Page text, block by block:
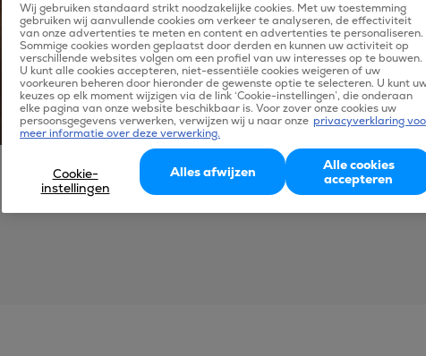
Wij gebruiken standaard strikt noodzakelijke cookies. Met uw toestemming
gebruiken wij aanvullende cookies om verkeer te analyseren, de effectiviteit
van onze advertenties te meten en content en advertenties te personaliseren.
Sommige cookies worden geplaatst door derden en kunnen uw activiteit op
verschillende websites volgen om een profiel van uw interesses op te bouwen.
U kunt alle cookies accepteren, niet-essentiële cookies weigeren of uw
voorkeuren beheren door hieronder de gewenste optie te selecteren. U kunt
keuzes op elk moment wijzigen via de link ‘Cookie-instellingen’, die onderaan
elke pagina van onze website beschikbaar is. Voor zover onze cookies uw
persoonsgegevens verwerken, verwijzen wij u naar onze privacyverklaring
meer informatie over deze verwerking.
Cookie-
instellingen
Alles afwijzen
Alle cookies
accepteren